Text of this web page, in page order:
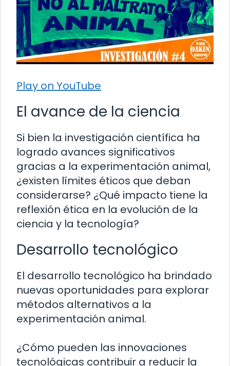
Play on YouTube
El avance de la ciencia
Si bien la investigación científica ha
logrado avances significativos
gracias a la experimentación animal,
¿existen límites éticos que deban
considerarse? ¿Qué impacto tiene la
reflexión ética en la evolución de la
ciencia y la tecnología?
Desarrollo tecnológico
El desarrollo tecnológico ha brindado
nuevas oportunidades para explorar
métodos alternativos a la
experimentación animal.
¿Cómo pueden las innovaciones
tecnológicas contribuir a reducir la